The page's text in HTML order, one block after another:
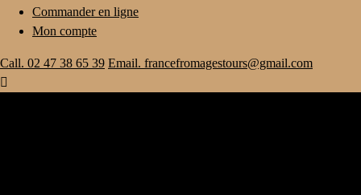
Commander en ligne
Mon compte
Call. 02 47 38 65 39 Email. francefromagestours@gmail.com